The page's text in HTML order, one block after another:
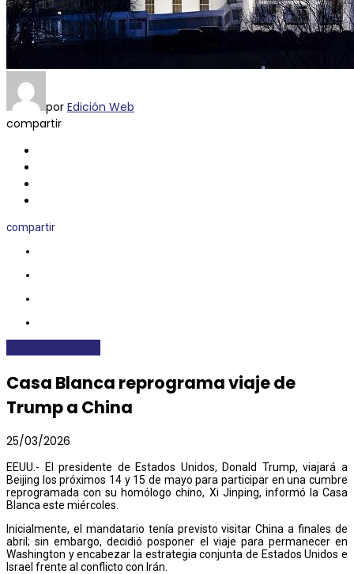
por Edición Web
compartir
compartir
Casa Blanca reprograma viaje de
Trump a China
25/03/2026
EEUU.- El presidente de Estados Unidos, Donald Trump, viajará a
Beijing los próximos 14 y 15 de mayo para participar en una cumbre
reprogramada con su homólogo chino, Xi Jinping, informó la Casa
Blanca este miércoles.
Inicialmente, el mandatario tenía previsto visitar China a finales de
abril; sin embargo, decidió posponer el viaje para permanecer en
Washington y encabezar la estrategia conjunta de Estados Unidos e
Israel frente al conflicto con Irán.